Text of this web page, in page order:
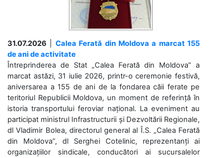
31.07.2026
Calea Ferată din Moldova a marcat 155
de ani de activitate
Întreprinderea de Stat „Calea Ferată din Moldova” a
marcat astăzi, 31 iulie 2026, printr-o ceremonie festivă,
aniversarea a 155 de ani de la fondarea căii ferate pe
teritoriul Republicii Moldova, un moment de referință în
istoria transportului feroviar național. La eveniment au
participat ministrul Infrastructurii și Dezvoltării Regionale,
dl Vladimir Bolea, directorul general al Î.S. „Calea Ferată
din Moldova”, dl Serghei Cotelinic, reprezentanți ai
organizațiilor sindicale, conducători ai sucursalelor